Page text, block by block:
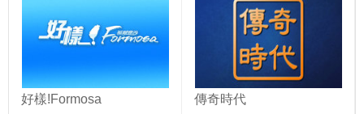
好樣!Formosa 傳奇時代